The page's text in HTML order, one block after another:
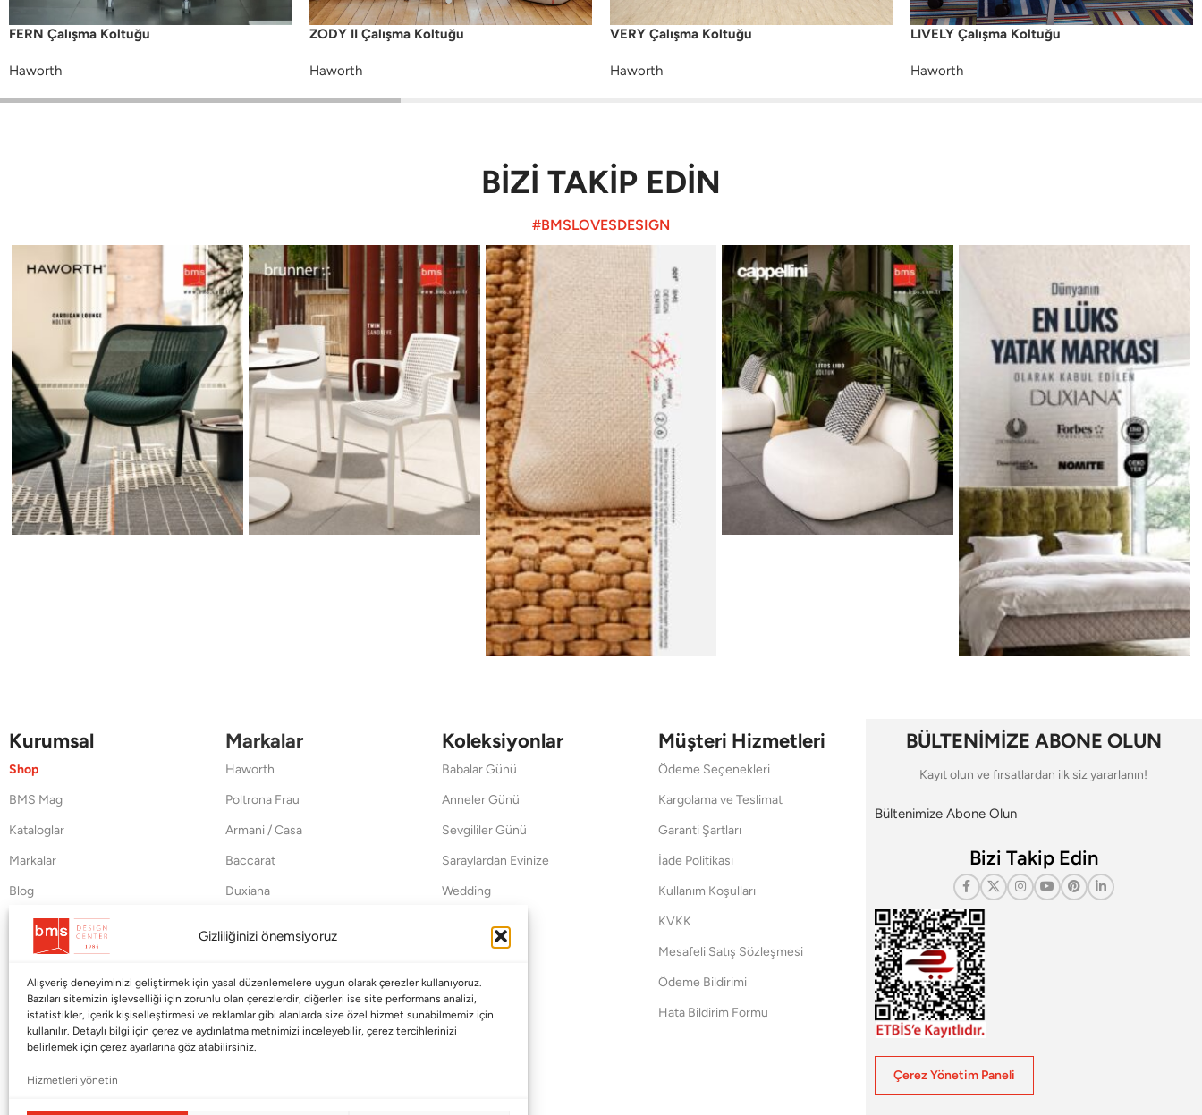
Gizliliğinizi önemsiyoruz
Alışveriş deneyiminizi geliştirmek için yasal düzenlemelere uygun olarak çerezler kullanıyoruz.
Bazıları sitemizin işlevselliği için zorunlu olan çerezlerdir, diğerleri ise site performans analizi,
istatistikler, içerik kişiselleştirmesi ve reklamlar gibi alanlarda size özel hizmet sunabilmemiz için
kullanılır. Detaylı bilgi için çerez ve aydınlatma metnimizi inceleyebilir, çerez tercihlerinizi
belirlemek için çerez ayarlarına göz atabilirsiniz.
Hizmetleri yönetin
FERN Çalışma Koltuğu
Haworth
ZODY II Çalışma Koltuğu
Haworth
VERY Çalışma Koltuğu
Haworth
LIVELY Çalışma Koltuğu
Haworth
BİZİ TAKİP EDİN
#BMSLOVESDESIGN
Kurumsal
Shop
BMS Mag
Kataloglar
Markalar
Blog
Hakkımızda
İletişim
Markalar
Haworth
Poltrona Frau
Armani / Casa
Baccarat
Duxiana
Koleksiyonlar
Babalar Günü
Anneler Günü
Sevgililer Günü
Saraylardan Evinize
Wedding
Yat
Müşteri Hizmetleri
Ödeme Seçenekleri
Kargolama ve Teslimat
Garanti Şartları
İade Politikası
Kullanım Koşulları
KVKK
Mesafeli Satış Sözleşmesi
Ödeme Bildirimi
Hata Bildirim Formu
BÜLTENİMİZE ABONE OLUN
Kayıt olun ve fırsatlardan ilk siz yararlanın!
Bültenimize Abone Olun
Bizi Takip Edin
Çerez Yönetim Paneli